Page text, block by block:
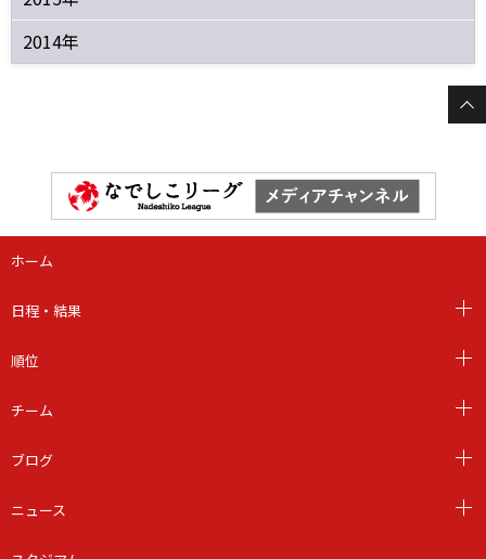
2014年
ホーム
日程・結果
順位
チーム
ブログ
ニュース